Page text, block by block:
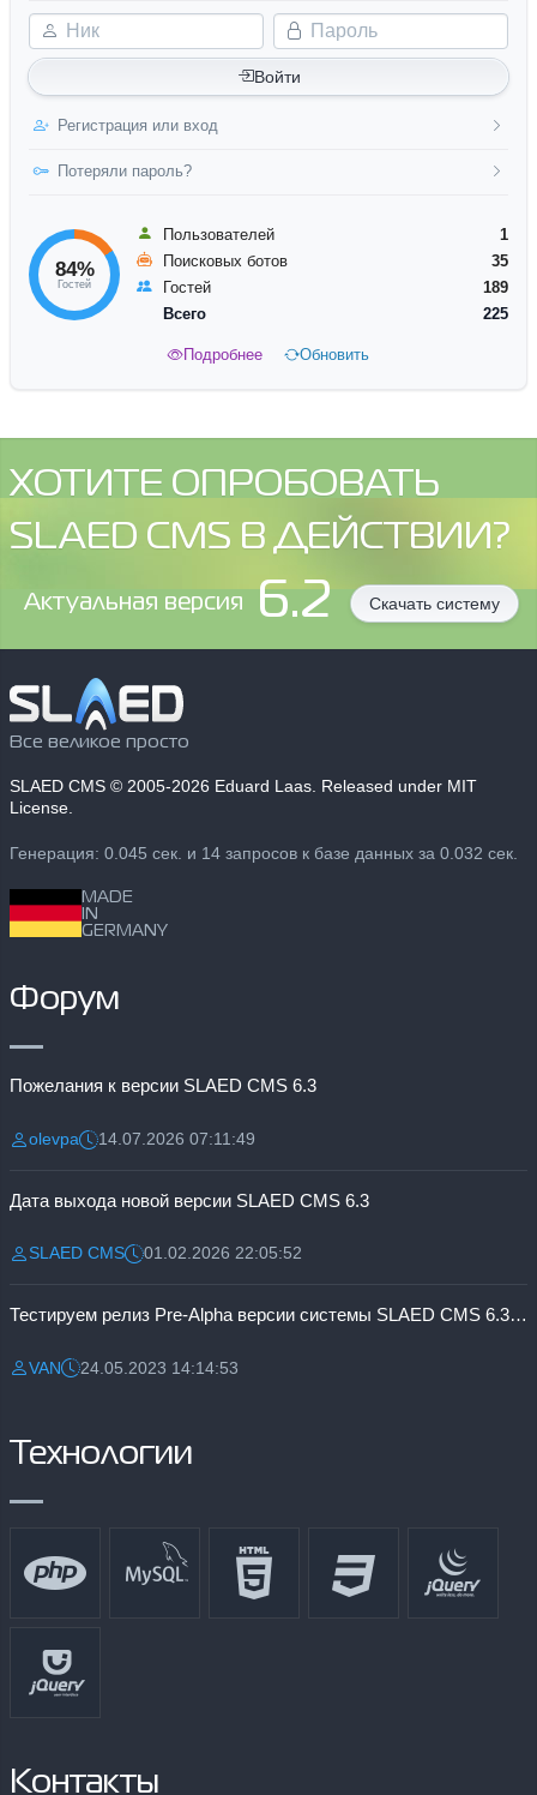
Ник Пароль
Войти
Регистрация или вход
Потеряли пароль?
84%
Гостей
Пользователей
1
Поисковых ботов
35
Гостей
189
Всего
225
Подробнее Обновить
ХОТИТЕ ОПРОБОВАТЬ
SLAED CMS В ДЕЙСТВИИ?
Aктуальная версия 6.2 Скачать систему
Все великое просто
SLAED CMS © 2005-2026 Eduard Laas. Released under MIT
License.
Генерация: 0.045 сек. и 14 запросов к базе данных за 0.032 сек.
MADE
IN
GERMANY
Форум
Пожелания к версии SLAED CMS 6.3
Разместил:
olevpaДата:14.07.2026 07:11:49
Дата выхода новой версии SLAED CMS 6.3
Разместил:
SLAED CMSДата:01.02.2026 22:05:52
Тестируем релиз Pre-Alpha версии системы SLAED CMS 6.3 Pro
Разместил:
VANДата:24.05.2023 14:14:53
Технологии
Контакты